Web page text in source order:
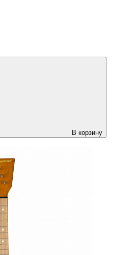
В корзину